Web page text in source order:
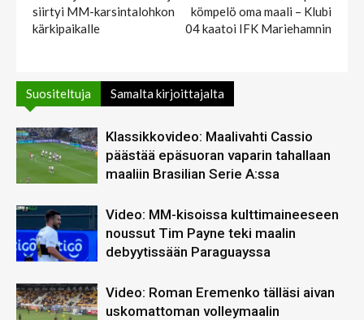
siirtyi MM-karsintalohkon
kärkipaikalle
kömpelö oma maali – Klubi
04 kaatoi IFK Mariehamnin
Suositeltuja Samalta kirjoittajalta
Klassikkovideo: Maalivahti Cassio
päästää epäsuoran vaparin tahallaan
maaliin Brasilian Serie A:ssa
Video: MM-kisoissa kulttimaineeseen
noussut Tim Payne teki maalin
debyytissään Paraguayssa
Video: Roman Eremenko tälläsi aivan
uskomattoman volleymaalin